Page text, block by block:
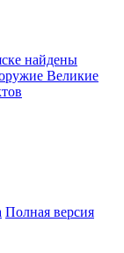
найдены
Великие
Полная версия